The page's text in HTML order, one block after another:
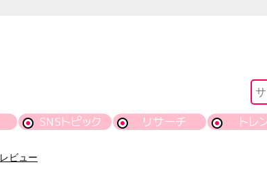
SNSトピック リサーチ トレ
レビュー